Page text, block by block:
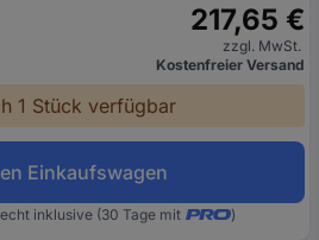
217,65 €
zzgl. MwSt.
Kostenfreier Versand
1 Stück verfügbar
Einkaufswagen
inklusive (30 Tage mit )